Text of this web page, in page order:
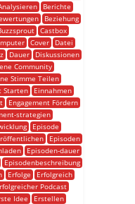
Berichte
Beziehung
Castbox
Cover
Datei
Dauer
Diskussionen
Community
Stimme Teilen
Starten
Einnahmen
Engagement Fördern
strategien
Episode
Episoden
Episoden-dauer
Episodenbeschreibung
Erfolge
Erfolgreich
Podcast
Idee
Erstellen